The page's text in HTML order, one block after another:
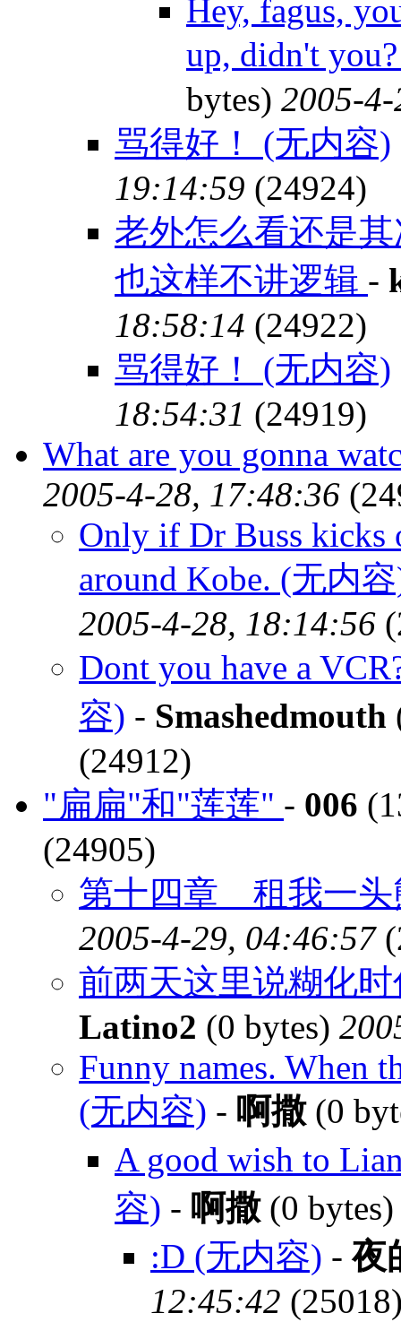
Hey, fagus,
up, didn't
bytes) 2005-
骂得好！ (无内容)
19:14:59 (24924)
老外怎么看还是
也这样不讲逻辑 -
18:58:14 (24922)
骂得好！ (无内容)
18:54:31 (24919)
What are you gonna
2005-4-28, 17:48:36
Only if Dr Buss kicks
around Kobe. (无内
2005-4-28, 18:14:56
Dont you have a
容) - Smashedmouth
(24912)
"扁扁"和"莲莲" - 006
(24905)
第十四章 租我一
2005-4-29, 04:46:57
前两天这里说糊化
Latino2 (0 bytes)
Funny names. When
(无内容) - 啊撒(0
A good wish to
容) - 啊撒(0
:D (无内容) -夜
12:45:42